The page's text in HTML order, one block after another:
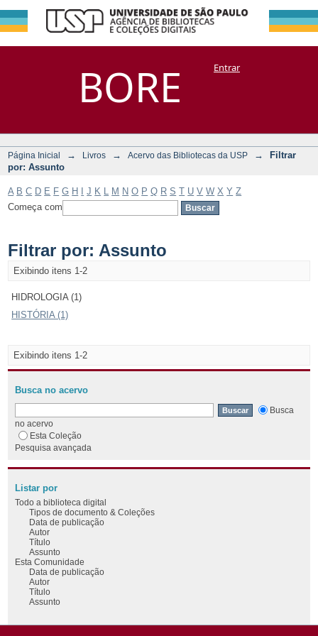
BORE
Filtrar por:
Assunto
DSpace/Manakin + CoriscoEntrar
Página Inicial → Livros → Acervo das Bibliotecas da USP →
Filtrar
por: Assunto
A B C D E F G H J K M N O P Q R S T U V W X Y Z
Começa com
Filtrar por: Assunto
Exibindo itens 1-2
HIDROLOGIA (1)
HISTÓRIA (1)
Exibindo itens 1-2
Busca no acervo
Busca
no acervo
Esta Coleção
Pesquisa avançada
Listar por
Todo a biblioteca digital
Tipos de documento & Coleções
Data de publicação
Autor
Título
Assunto
Esta Comunidade
Data de publicação
Autor
Título
Assunto